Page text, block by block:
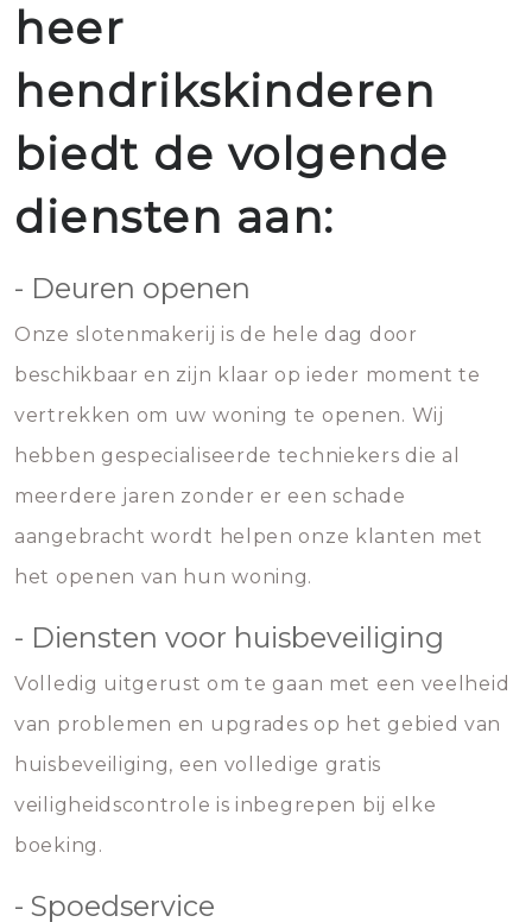
heer
hendrikskinderen
biedt de volgende
diensten aan:
- Deuren openen
Onze slotenmakerij is de hele dag door
beschikbaar en zijn klaar op ieder moment te
vertrekken om uw woning te openen. Wij
hebben gespecialiseerde techniekers die al
meerdere jaren zonder er een schade
aangebracht wordt helpen onze klanten met
het openen van hun woning.
- Diensten voor huisbeveiliging
Volledig uitgerust om te gaan met een veelheid
van problemen en upgrades op het gebied van
huisbeveiliging, een volledige gratis
veiligheidscontrole is inbegrepen bij elke
boeking.
- Spoedservice